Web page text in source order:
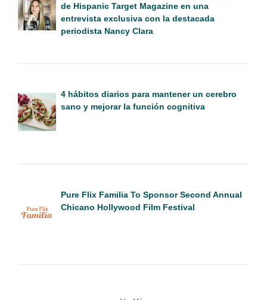
de Hispanic Target Magazine en una
entrevista exclusiva con la destacada
periodista Nancy Clara
4 hábitos diarios para mantener un cerebro
sano y mejorar la función cognitiva
Pure Flix Familia To Sponsor Second Annual
Chicano Hollywood Film Festival